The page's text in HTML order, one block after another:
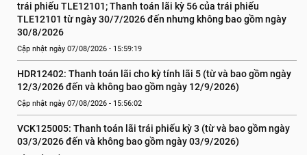
trái phiếu TLE12101; Thanh toán lãi kỳ 56 của trái phiếu
TLE12101 từ ngày 30/7/2026 đến nhưng không bao gồm ngày
30/8/2026
Cập nhật ngày 07/08/2026 - 15:59:19
HDR12402: Thanh toán lãi cho kỳ tính lãi 5 (từ và bao gồm ngày
12/3/2026 đến và không bao gồm ngày 12/9/2026)
Cập nhật ngày 07/08/2026 - 15:56:02
VCK125005: Thanh toán lãi trái phiếu kỳ 3 (từ và bao gồm ngày
03/3/2026 đến và không bao gồm ngày 03/9/2026)